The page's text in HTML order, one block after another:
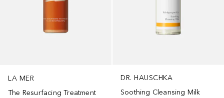
LA MER
The Resurfacing Treatment
DR. HAUSCHKA
Soothing Cleansing Milk